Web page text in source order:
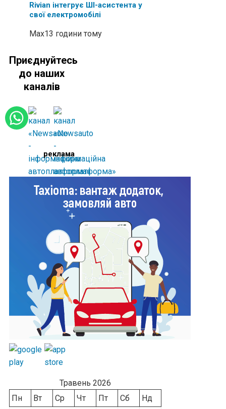
Rivian інтегрує ШІ-асистента у
свої електромобілі
Max13 години тому
Приєднуйтесь
до наших
каналів
реклама
Травень 2026
Пн
Вт Ср Чт Пт Сб Нд